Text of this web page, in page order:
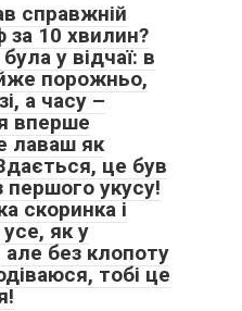
справжній
за 10 хвилин?
у відчаї: в
порожньо,
а часу –
вперше
лаваш як
це був
укусу!
скоринка і
як у
але без клопоту
тобі це